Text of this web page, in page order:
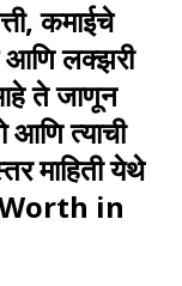
कमाईचे
लक्झरी
ते जाणून
आणि त्याची
माहिती येथे
in